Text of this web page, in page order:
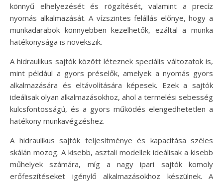
könnyű elhelyezését és rögzítését, valamint a precíz
nyomás alkalmazását. A vízszintes felállás előnye, hogy a
munkadarabok könnyebben kezelhetők, ezáltal a munka
hatékonysága is növekszik.
A hidraulikus sajtók között léteznek speciális változatok is,
mint például a gyors préselők, amelyek a nyomás gyors
alkalmazására és eltávolítására képesek. Ezek a sajtók
ideálisak olyan alkalmazásokhoz, ahol a termelési sebesség
kulcsfontosságú, és a gyors működés elengedhetetlen a
hatékony munkavégzéshez.
A hidraulikus sajtók teljesítménye és kapacitása széles
skálán mozog. A kisebb, asztali modellek ideálisak a kisebb
műhelyek számára, míg a nagy ipari sajtók komoly
erőfeszítéseket igénylő alkalmazásokhoz készülnek. A